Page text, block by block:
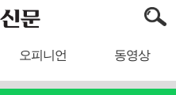
오피니언 동영상